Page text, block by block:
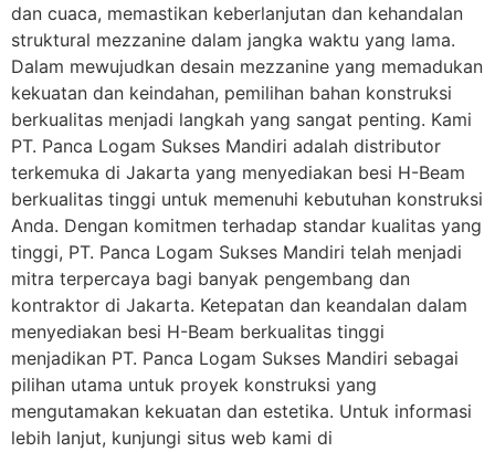
dan cuaca, memastikan keberlanjutan dan kehandalan
struktural mezzanine dalam jangka waktu yang lama.
Dalam mewujudkan desain mezzanine yang memadukan
kekuatan dan keindahan, pemilihan bahan konstruksi
berkualitas menjadi langkah yang sangat penting. Kami
PT. Panca Logam Sukses Mandiri adalah distributor
terkemuka di Jakarta yang menyediakan besi H-Beam
berkualitas tinggi untuk memenuhi kebutuhan konstruksi
Anda. Dengan komitmen terhadap standar kualitas yang
tinggi, PT. Panca Logam Sukses Mandiri telah menjadi
mitra terpercaya bagi banyak pengembang dan
kontraktor di Jakarta. Ketepatan dan keandalan dalam
menyediakan besi H-Beam berkualitas tinggi
menjadikan PT. Panca Logam Sukses Mandiri sebagai
pilihan utama untuk proyek konstruksi yang
mengutamakan kekuatan dan estetika. Untuk informasi
lebih lanjut, kunjungi situs web kami di